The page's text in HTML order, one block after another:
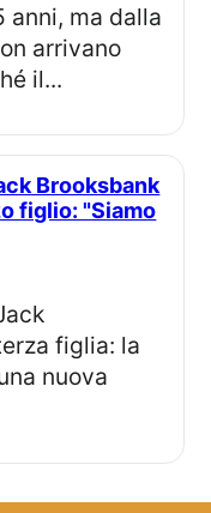
arrivano
il...
figlio: "Siamo
figlia: la
nuova